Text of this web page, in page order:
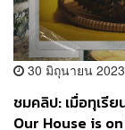
30 มิถุนายน 2023
ชมคลิป: เมื่อทุเรีย
Our House is